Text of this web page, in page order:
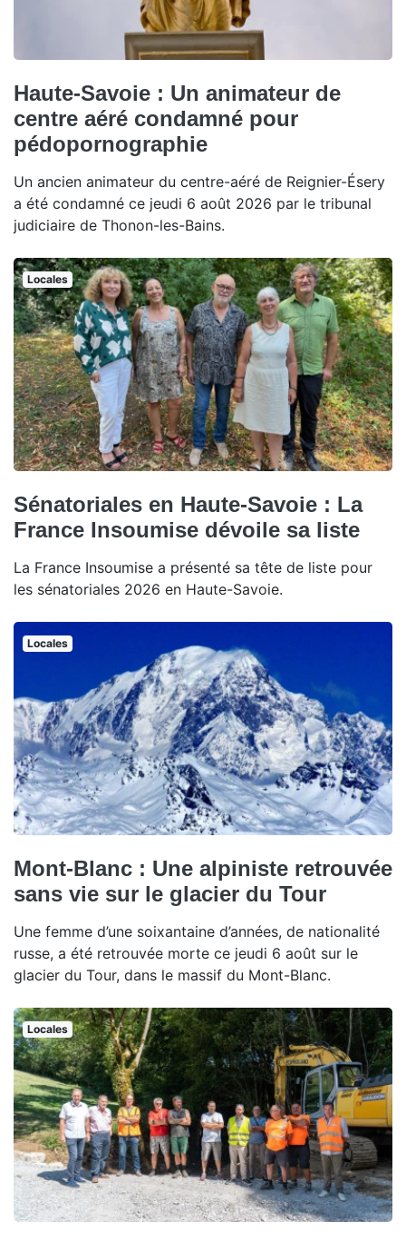
Haute-Savoie : Un animateur de
centre aéré condamné pour
pédopornographie
Un ancien animateur du centre-aéré de Reignier-Ésery
a été condamné ce jeudi 6 août 2026 par le tribunal
judiciaire de Thonon-les-Bains.
Locales
Sénatoriales en Haute-Savoie : La
France Insoumise dévoile sa liste
La France Insoumise a présenté sa tête de liste pour
les sénatoriales 2026 en Haute-Savoie.
Locales
Mont-Blanc : Une alpiniste retrouvée
sans vie sur le glacier du Tour
Une femme d’une soixantaine d’années, de nationalité
russe, a été retrouvée morte ce jeudi 6 août sur le
glacier du Tour, dans le massif du Mont-Blanc.
Locales